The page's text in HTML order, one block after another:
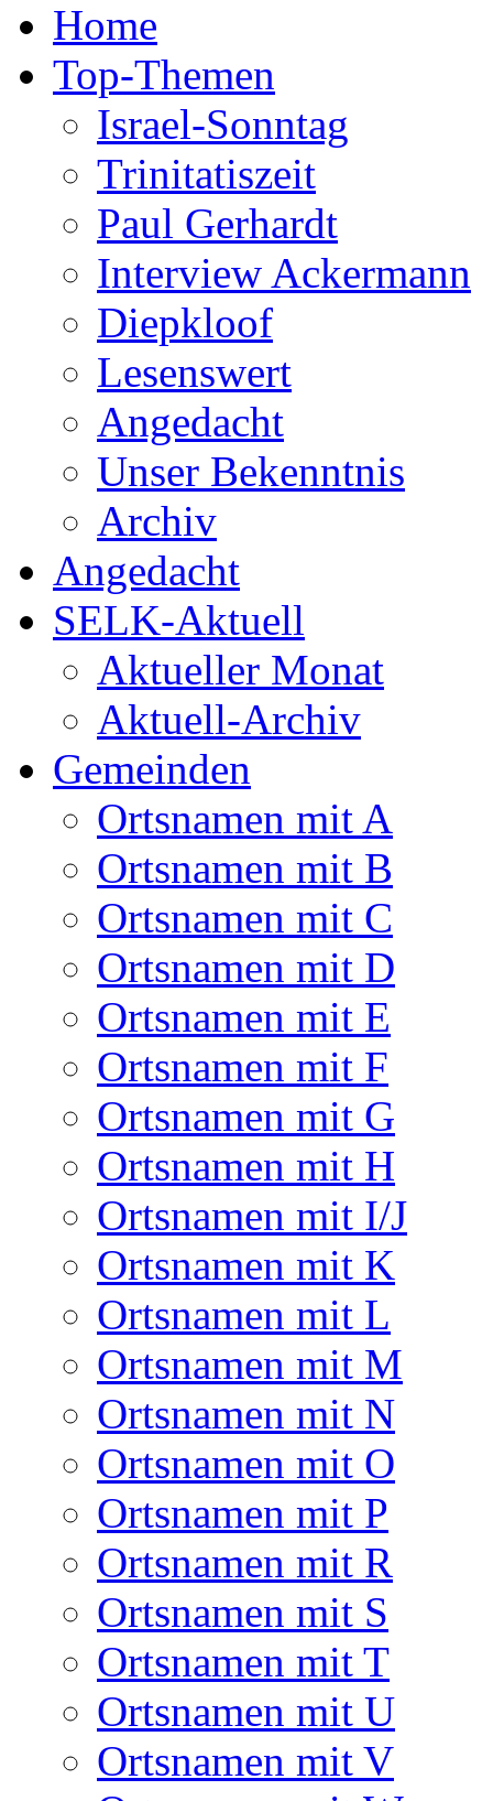
Home
Top-Themen
Israel-Sonntag
Trinitatiszeit
Paul Gerhardt
Interview Ackermann
Diepkloof
Lesenswert
Angedacht
Unser Bekenntnis
Archiv
Angedacht
SELK-Aktuell
Aktueller Monat
Aktuell-Archiv
Gemeinden
Ortsnamen mit A
Ortsnamen mit B
Ortsnamen mit C
Ortsnamen mit D
Ortsnamen mit E
Ortsnamen mit F
Ortsnamen mit G
Ortsnamen mit H
Ortsnamen mit I/J
Ortsnamen mit K
Ortsnamen mit L
Ortsnamen mit M
Ortsnamen mit N
Ortsnamen mit O
Ortsnamen mit P
Ortsnamen mit R
Ortsnamen mit S
Ortsnamen mit T
Ortsnamen mit U
Ortsnamen mit V